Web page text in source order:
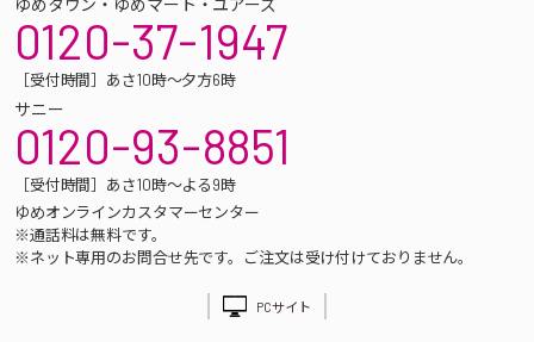
ゆめタウン・ゆめマート・ユアーズ
0120-37-1947
［受付時間］あさ10時～夕方6時
サニー
0120-93-8851
［受付時間］あさ10時～よる9時
ゆめオンラインカスタマーセンター
※通話料は無料です。
※ネット専用のお問合せ先です。ご注文は受け付けておりません。
PCサイト